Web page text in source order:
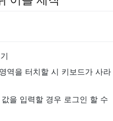
역을 터치할 시 키보드가 사라
을 입력할 경우 로그인 할 수